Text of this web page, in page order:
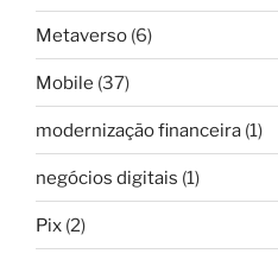
Metaverso (6)
Mobile (37)
modernização financeira (1)
negócios digitais (1)
Pix (2)